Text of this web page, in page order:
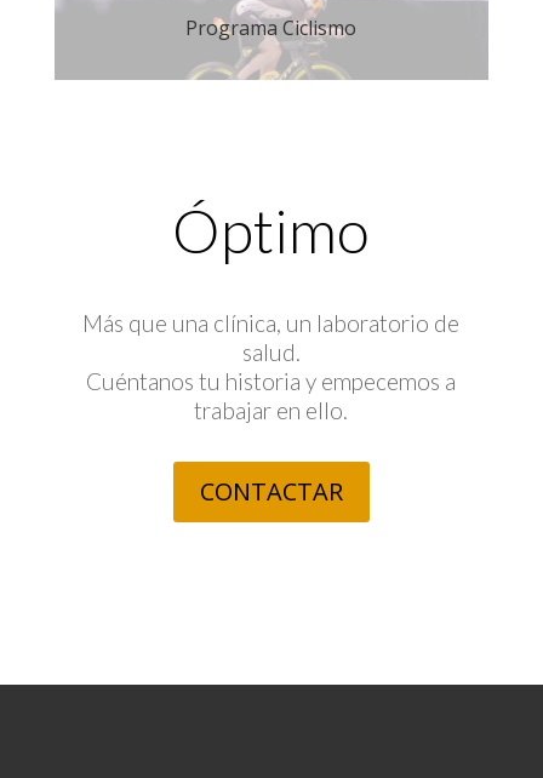
Programa Ciclismo
Óptimo
Más que una clínica, un laboratorio de
salud.
Cuéntanos tu historia y empecemos a
trabajar en ello.
CONTACTAR